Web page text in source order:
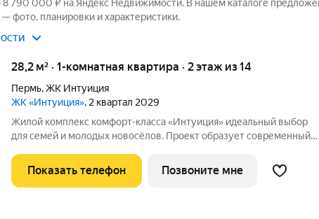
8 790 000 ₽ на Яндекс Недвижимости. В нашем каталоге
фото, планировки и характеристики.
28,2 м² · 1-комнатная квартира · 2 этаж из 14
Пермь,ЖК Интуиция
ЖК «Интуиция», 2 квартал 2029
Жилой комплекс комфорт-класса «Интуиция» идеальный выбор
для семей и молодых новосёлов. Проект образует современный
Беляева - Одоевского. Новый жилой комплекс гармонично вписан
в сложившуюся
Показать телефон Позвоните мне